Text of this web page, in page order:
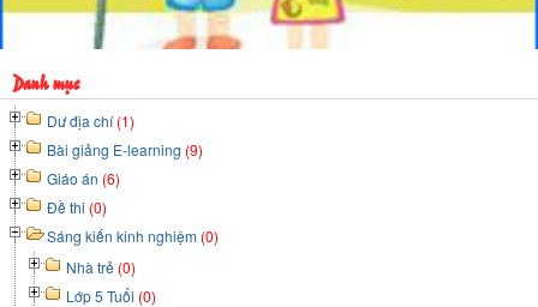
Danh mục
Dư địa chí(1)
Bài giảng E-learning (9)
Giáo án (6)
Đề thi (0)
Sáng kiến kinh nghiệm (0)
Nhà trẻ (0)
Lớp 5 Tuổi (0)